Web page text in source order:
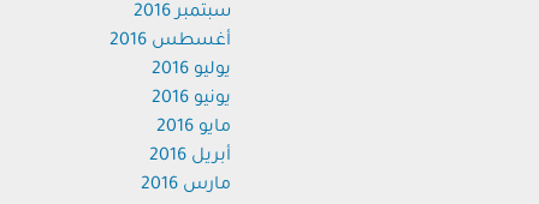
سبتمبر 2016
أغسطس 2016
يوليو 2016
يونيو 2016
مايو 2016
أبريل 2016
مارس 2016